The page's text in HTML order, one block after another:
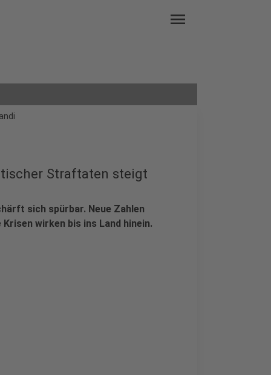
menu
Straftaten steigt
sich spürbar. Neue Zahlen
wirken bis ins Land hinein.